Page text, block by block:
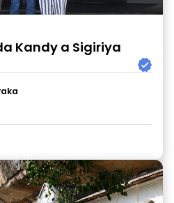
Kandy a Sigiriya